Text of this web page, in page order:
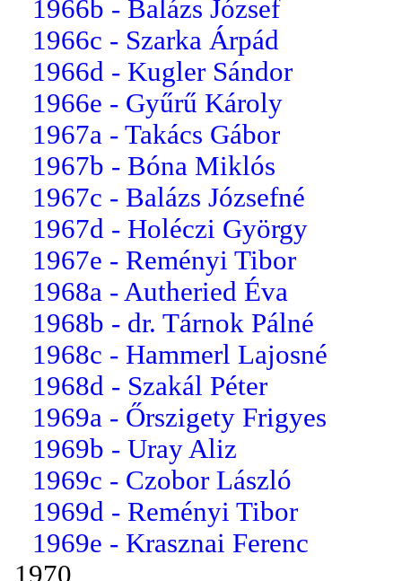
1966b - Balázs József
1966c - Szarka Árpád
1966d - Kugler Sándor
1966e - Gyűrű Károly
1967a - Takács Gábor
1967b - Bóna Miklós
1967c - Balázs Józsefné
1967d - Holéczi György
1967e - Reményi Tibor
1968a - Autheried Éva
1968b - dr. Tárnok Pálné
1968c - Hammerl Lajosné
1968d - Szakál Péter
1969a - Őrszigety Frigyes
1969b - Uray Aliz
1969c - Czobor László
1969d - Reményi Tibor
1969e - Krasznai Ferenc
1970